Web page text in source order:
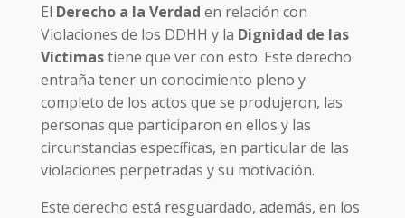
El Derecho a la Verdad en relación con
Violaciones de los DDHH y la Dignidad de las
Víctimastiene que ver con esto. Este derecho
entraña tener un conocimiento pleno y
completo de los actos que se produjeron, las
personas que participaron en ellos y las
circunstancias específicas, en particular de las
violaciones perpetradas y su motivación.
Este derecho está resguardado, además, en los